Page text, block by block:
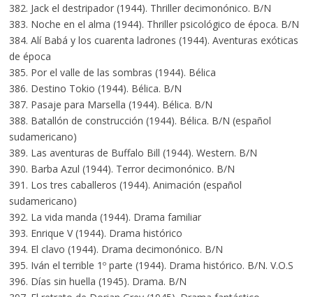
382. Jack el destripador (1944). Thriller decimonónico. B/N
383. Noche en el alma (1944). Thriller psicológico de época. B/N
384. Alí Babá y los cuarenta ladrones (1944). Aventuras exóticas
de época
385. Por el valle de las sombras (1944). Bélica
386. Destino Tokio (1944). Bélica. B/N
387. Pasaje para Marsella (1944). Bélica. B/N
388. Batallón de construcción (1944). Bélica. B/N (español
sudamericano)
389. Las aventuras de Buffalo Bill (1944). Western. B/N
390. Barba Azul (1944). Terror decimonónico. B/N
391. Los tres caballeros (1944). Animación (español
sudamericano)
392. La vida manda (1944). Drama familiar
393. Enrique V (1944). Drama histórico
394. El clavo (1944). Drama decimonónico. B/N
395. Iván el terrible 1º parte (1944). Drama histórico. B/N. V.O.S
396. Días sin huella (1945). Drama. B/N